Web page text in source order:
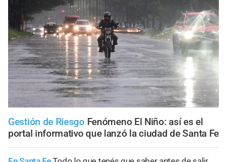
Gestión de Riesgo Fenómeno El Niño: así es el
portal informativo que lanzó la ciudad de Santa Fe